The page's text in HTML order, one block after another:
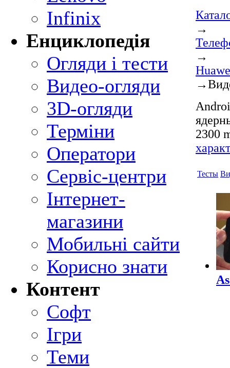
Infinix
Енциклопедія
Огляди і тести
Видео-огляди
3D-огляди
Терміни
Оператори
Сервіс-центри
Інтернет-
магазини
Мобильні сайти
Корисно знати
Контент
Софт
Ігри
Теми
→
→
→
2300
Тесты